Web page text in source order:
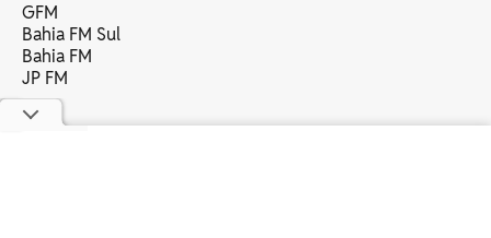
GFM
Bahia FM Sul
Bahia FM
JP FM